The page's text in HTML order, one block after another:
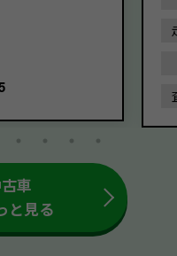
車
と見る